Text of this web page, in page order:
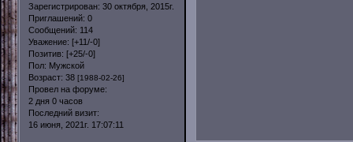
Зарегистрирован: 30 октября, 2015г.
Приглашений: 0
Сообщений: 114
Уважение: [+11/-0]
Позитив: [+25/-0]
Пол: Мужской
Возраст: 38 [1988-02-26]
Провел на форуме:
2 дня 0 часов
Последний визит:
16 июня, 2021г. 17:07:11